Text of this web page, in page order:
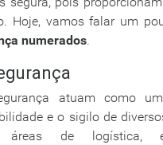
Hoje, vamos falar um
numerados.
atuam como
e o sigilo de
áreas de logística,